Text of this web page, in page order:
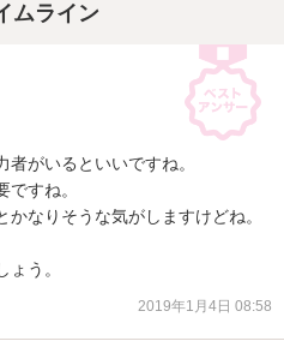
ムライン
がいるといいですね。
すね。
なりそうな気がしますけどね。
う。
2019年1月4日 08:58